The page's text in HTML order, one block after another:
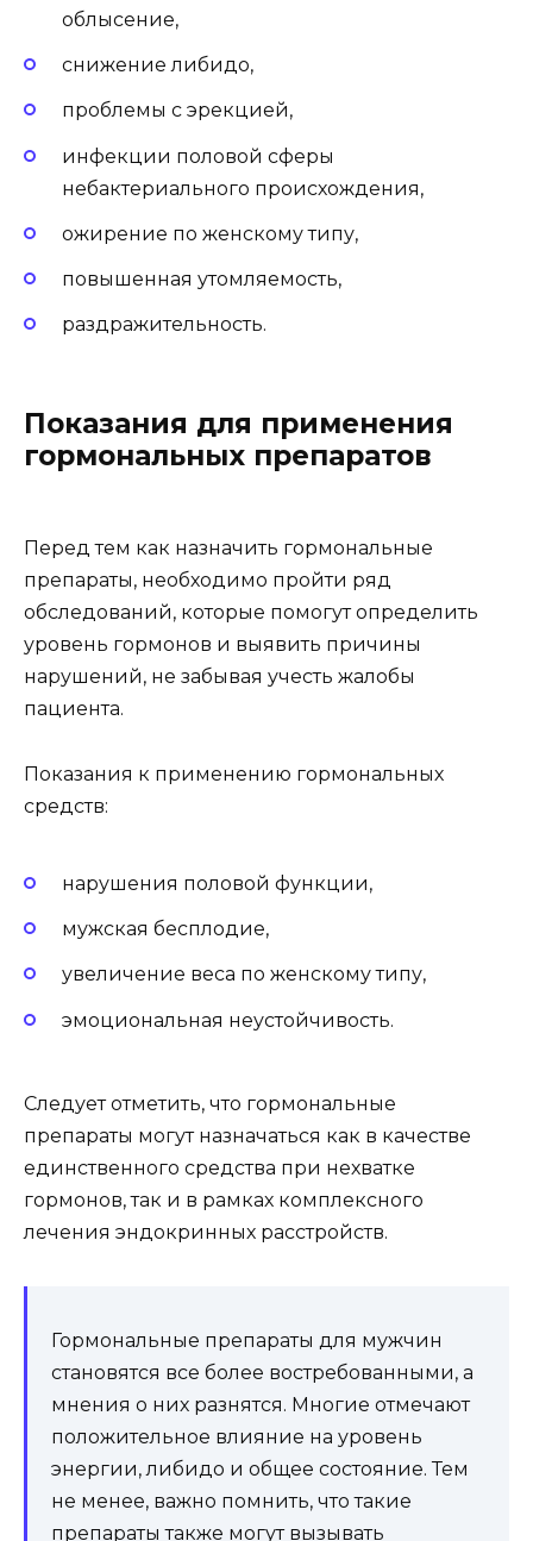
облысение,
снижение либидо,
проблемы с эрекцией,
инфекции половой сферы
небактериального происхождения,
ожирение по женскому типу,
повышенная утомляемость,
раздражительность.
Показания для применения
гормональных препаратов
Перед тем как назначить гормональные
препараты, необходимо пройти ряд
обследований, которые помогут определить
уровень гормонов и выявить причины
нарушений, не забывая учесть жалобы
пациента.
Показания к применению гормональных
средств:
нарушения половой функции,
мужская бесплодие,
увеличение веса по женскому типу,
эмоциональная неустойчивость.
Следует отметить, что гормональные
препараты могут назначаться как в качестве
единственного средства при нехватке
гормонов, так и в рамках комплексного
лечения эндокринных расстройств.
Гормональные препараты для мужчин
становятся все более востребованными, а
мнения о них разнятся. Многие отмечают
положительное влияние на уровень
энергии, либидо и общее состояние. Тем
не менее, важно помнить, что такие
препараты также могут вызывать